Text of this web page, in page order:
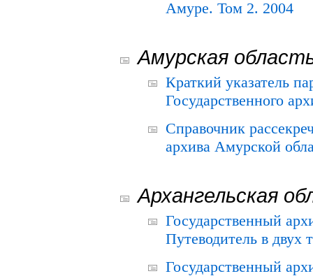
Амуре. Том 2. 2004
Амурская
Краткий указатель
Государственного
Справочник
архива Амурской
Архангельская
Государственный
Путеводитель в двух
Государственный